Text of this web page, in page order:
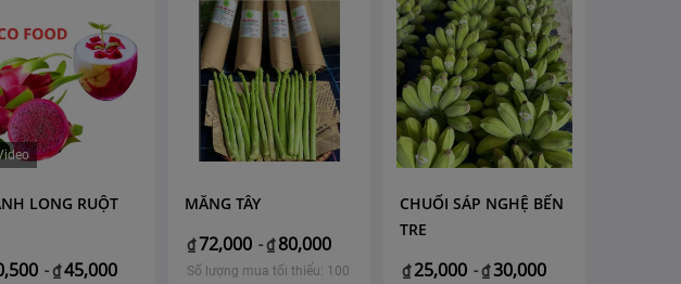
LONG RUỘT
-₫ 45,000
MĂNG TÂY
₫72,000 -₫ 80,000
Số lượng mua tối thiểu: 100
CHUỐI SÁP NGHỆ BẾN
TRE
₫25,000 -₫30,000